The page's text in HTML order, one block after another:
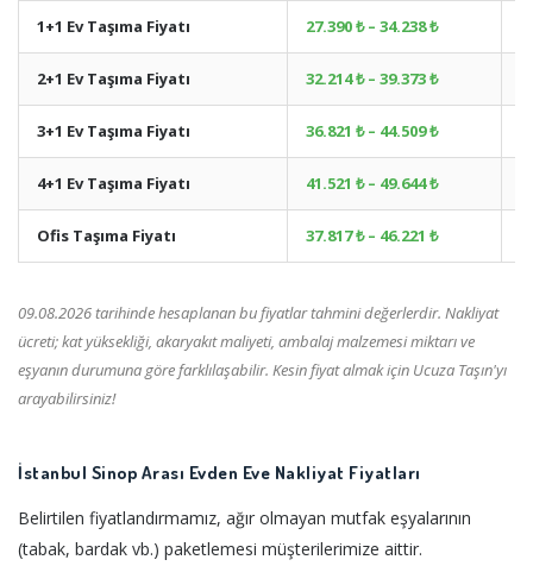
1+1 Ev Taşıma Fiyatı 27.390 ₺ – 34.238 ₺
2+1 Ev Taşıma Fiyatı 32.214 ₺ – 39.373 ₺
3+1 Ev Taşıma Fiyatı 36.821 ₺ – 44.509 ₺
4+1 Ev Taşıma Fiyatı 41.521 ₺ – 49.644 ₺
Ofis Taşıma Fiyatı 37.817 ₺ – 46.221 ₺
09.08.2026 tarihinde hesaplanan bu fiyatlar tahmini değerlerdir. Nakliyat
ücreti; kat yüksekliği, akaryakıt maliyeti, ambalaj malzemesi miktarı ve
eşyanın durumuna göre farklılaşabilir. Kesin fiyat almak için Ucuza Taşın'yı
arayabilirsiniz!
İstanbul Sinop Arası Evden Eve Nakliyat Fiyatları
Belirtilen fiyatlandırmamız, ağır olmayan mutfak eşyalarının
(tabak, bardak vb.) paketlemesi müşterilerimize aittir.